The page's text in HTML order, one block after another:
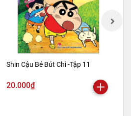
Shin Cậu Bé Bút Chì -Tập 11
20.000₫